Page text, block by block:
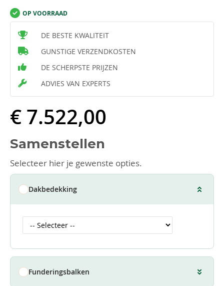
OP VOORRAAD
DE BESTE KWALITEIT
GUNSTIGE VERZENDKOSTEN
DE SCHERPSTE PRIJZEN
ADVIES VAN EXPERTS
€ 7.522,00
Samenstellen
Selecteer hier je gewenste opties.
Dakbedekking
Funderingsbalken